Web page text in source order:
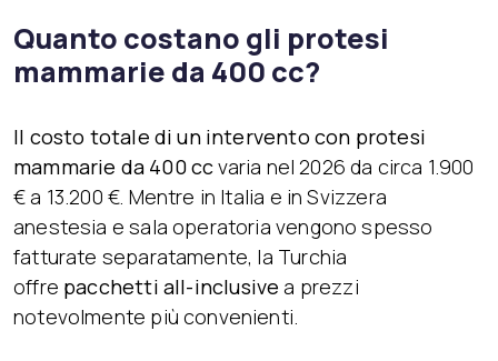
Quanto costano gli protesi
mammarie da 400 cc?
Il costo totale di un intervento con protesi
mammarie da 400 ccvaria nel 2026 da circa 1.900
€ a 13.200 €. Mentre in Italia e in Svizzera
anestesia e sala operatoria vengono spesso
fatturate separatamente, la Turchia
offre pacchetti all-inclusive a prezzi
notevolmente più convenienti.